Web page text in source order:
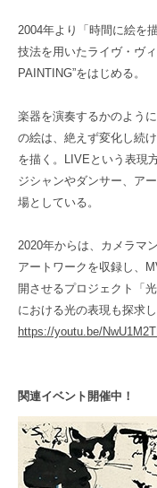
2004年より「時間に絵を
技法を用いたライヴ・ヴ
PAINTING”をはじめる。
楽器を演奏するかのよう
の絵は、絶えず変化し続
を描く。LIVEという表現
ジシャンやダンサー、ア
場としている。
2020年からは、カメラマ
アートワークを収録し、
開させるプロジェクト「
における光の表現も探求し
https://youtu.be/
関連イベント開催中！